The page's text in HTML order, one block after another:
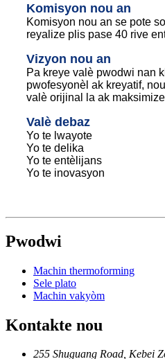
Komisyon nou an
Komisyon nou an se pote
reyalize plis pase 40 rive
Vizyon nou an
Pa kreye valè pwodwi nan
pwofesyonèl ak kreyatif,
valè orijinal la ak
Valè debaz
Yo te lwayote
Yo te delika
Yo te entèlijans
Yo te inovasyon
Pwodwi
Machin thermoforming
Sele plato
Machin vakyòm
Kontakte nou
255 Shuguang Road, Kebei